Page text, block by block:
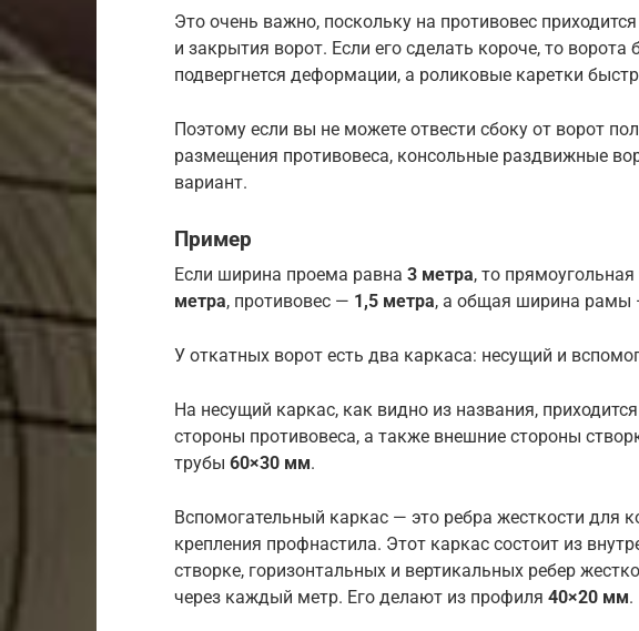
Это очень важно, поскольку на противовес
и закрытия ворот. Если его сделать короче, то
подвергнется деформации, а роликовые каретки
Поэтому если вы не можете отвести сбоку от ворот
размещения противовеса, консольные раздвижные
вариант.
Пример
Если ширина проема равна 3 метра, то
метра, противовес — 1,5 метра, а общая ширина рамы
У откатных ворот есть два каркаса: несущий и
На несущий каркас, как видно из названия,
стороны противовеса, а также внешние стороны
трубы 60×30 мм.
Вспомогательный каркас — это ребра жесткости для
крепления профнастила. Этот каркас состоит из
створке, горизонтальных и вертикальных ребер
через каждый метр. Его делают из профиля 40×20 мм.